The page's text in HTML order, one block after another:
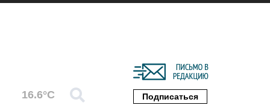
16.6°C Подписаться